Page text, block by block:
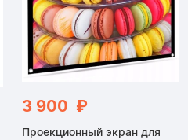
3 900 ₽
Проекционный экран для